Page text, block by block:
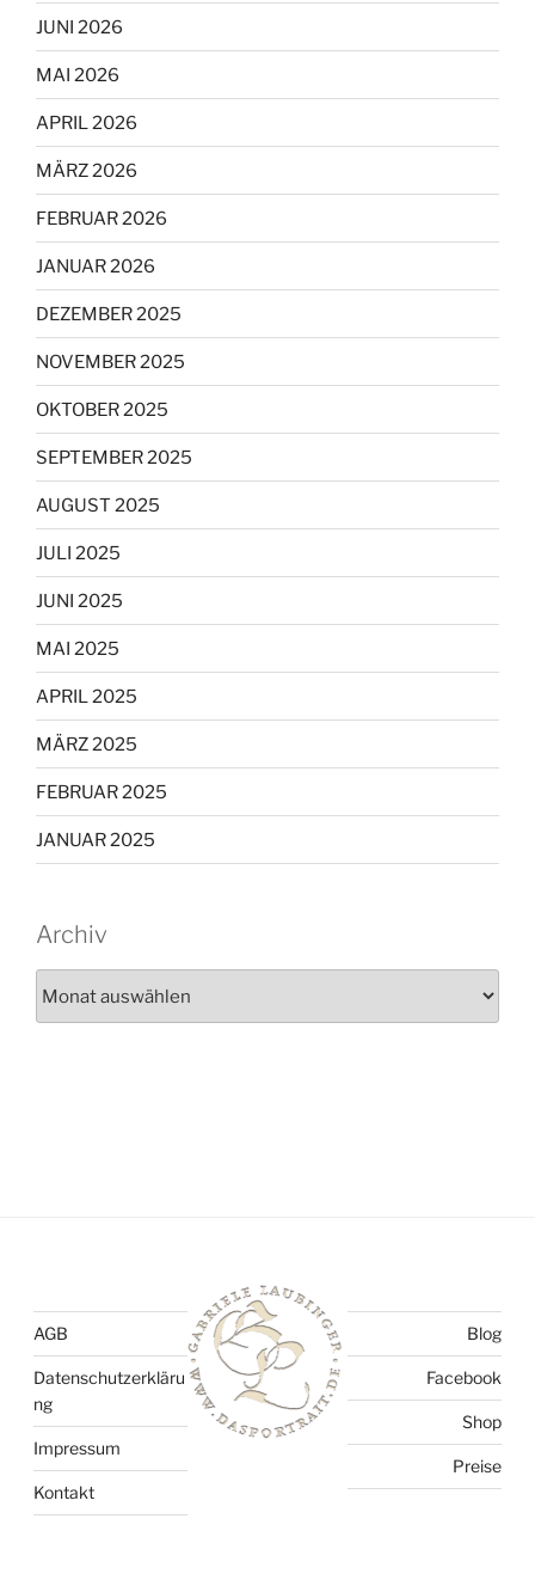
JUNI 2026
MAI 2026
APRIL 2026
MÄRZ 2026
FEBRUAR 2026
JANUAR 2026
DEZEMBER 2025
NOVEMBER 2025
OKTOBER 2025
SEPTEMBER 2025
AUGUST 2025
JULI 2025
JUNI 2025
MAI 2025
APRIL 2025
MÄRZ 2025
FEBRUAR 2025
JANUAR 2025
Archiv
AGB
Datenschutzerkläru
ng
Impressum
Kontakt
Blog
Facebook
Shop
Preise